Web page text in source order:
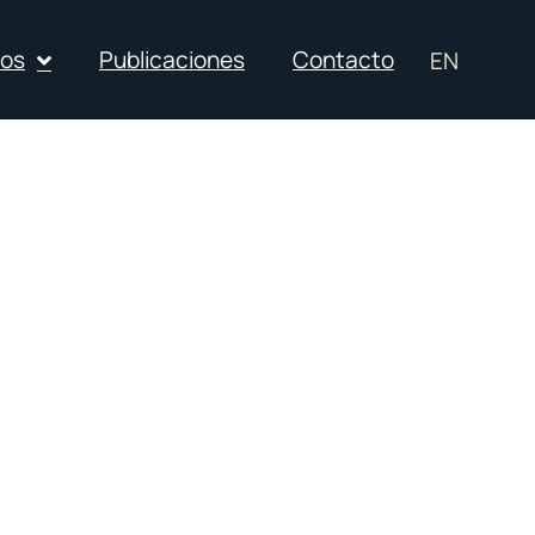
Publicaciones Contacto EN